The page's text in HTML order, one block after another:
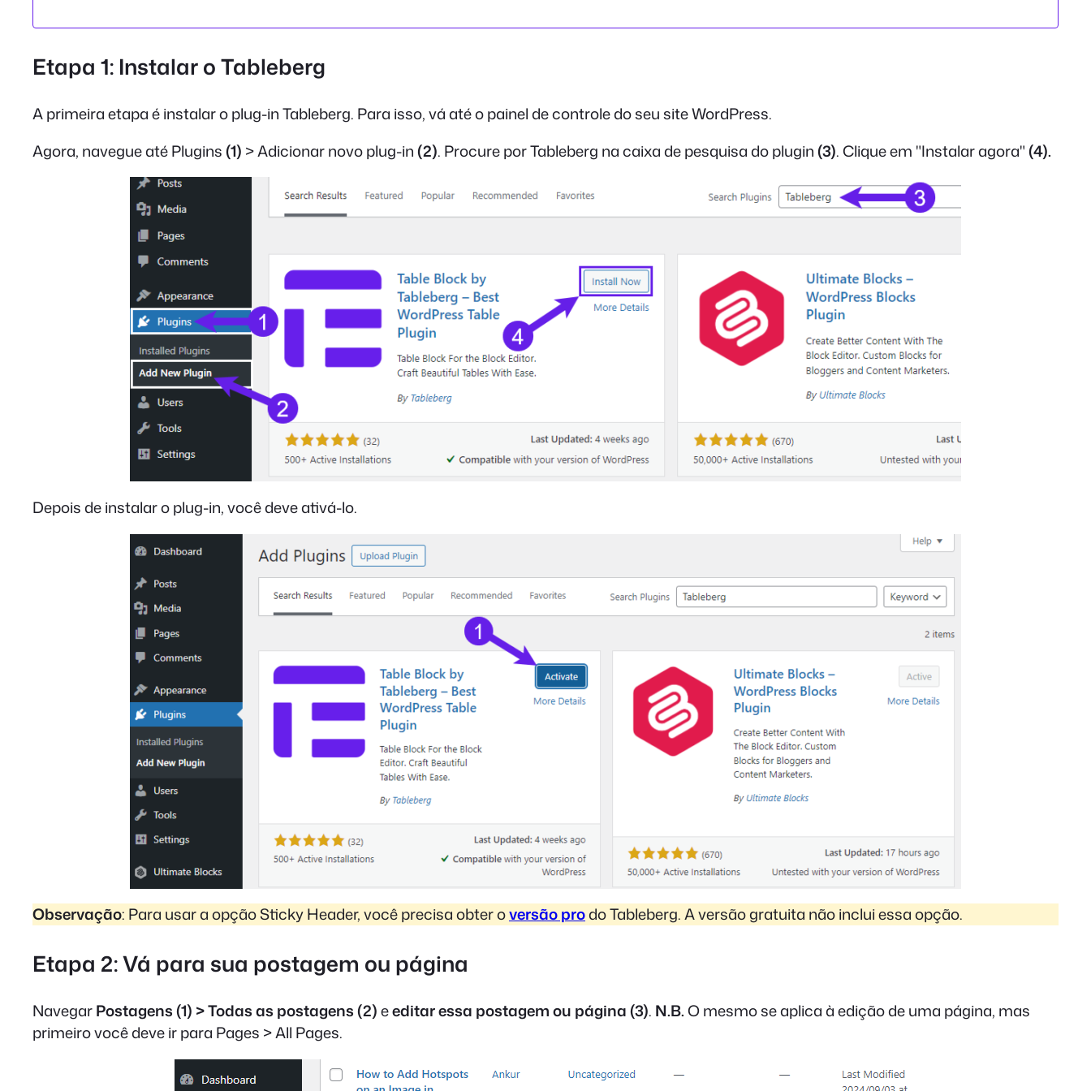
Etapa 1: Instalar o Tableberg
A primeira etapa é instalar o plug-in Tableberg. Para isso, vá até o painel de controle do seu site WordPress.
Agora, navegue até Plugins(1) > Adicionar novo plug-in(2). Procure por Tableberg na caixa de pesquisa do plugin(3). Clique em "Instalar agora"(4).
Depois de instalar o plug-in, você deve ativá-lo.
Observação: Para usar a opção Sticky Header, você precisa obter oversão prodo Tableberg. A versão gratuita não inclui essa opção.
Etapa 2: Vá para sua postagem ou página
NavegarPostagens (1) > Todas as postagens (2)eeditar essa postagem ou página (3). N.B.O mesmo se aplica à edição de uma página, mas
primeiro você deve ir para Pages > All Pages.